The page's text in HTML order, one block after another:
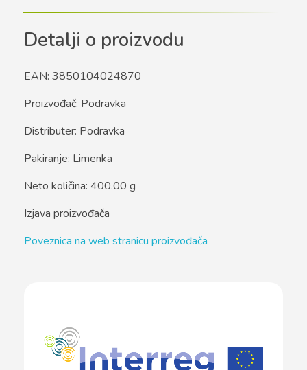
Detalji o proizvodu
EAN: 3850104024870
Proizvođač: Podravka
Distributer: Podravka
Pakiranje: Limenka
Neto količina: 400.00 g
Izjava proizvođača
Poveznica na web stranicu proizvođača